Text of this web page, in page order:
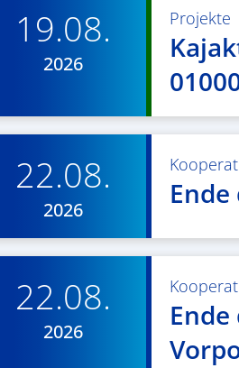
19.08.
2026
Projekte
22.08.
2026
22.08.
2026